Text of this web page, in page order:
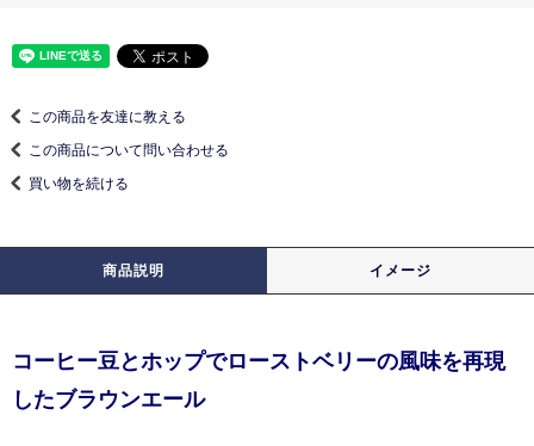
この商品を友達に教える
この商品について問い合わせる
買い物を続ける
商品説明 イメージ
コーヒー豆とホップでローストベリーの風味を再現
したブラウンエール